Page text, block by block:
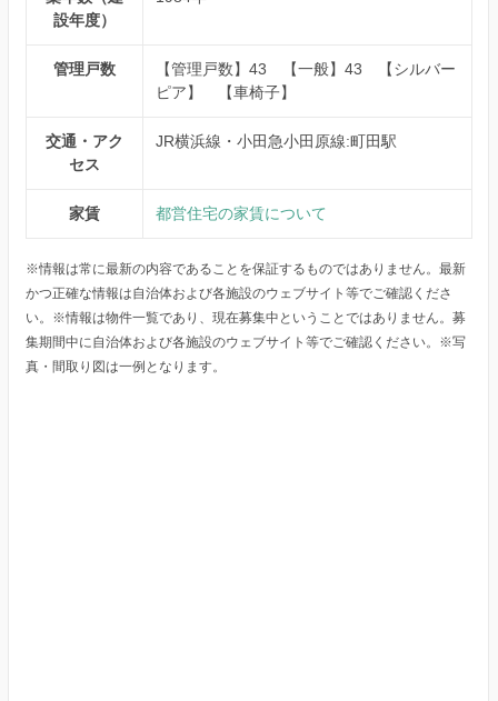
設年度）
管理戸数
【管理戸数】43 【一般】43 【シルバー
ピア】 【車椅子】
交通・アク
セス
JR横浜線・小田急小田原線:町田駅
家賃 都営住宅の家賃について
※情報は常に最新の内容であることを保証するものではありません。最新
かつ正確な情報は自治体および各施設のウェブサイト等でご確認くださ
い。※情報は物件一覧であり、現在募集中ということではありません。募
集期間中に自治体および各施設のウェブサイト等でご確認ください。※写
真・間取り図は一例となります。